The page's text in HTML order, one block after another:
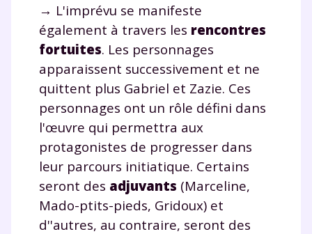
→ L'imprévu se manifeste
également à travers les rencontres
fortuites. Les personnages
apparaissent successivement et ne
quittent plus Gabriel et Zazie. Ces
personnages ont un rôle défini dans
l'œuvre qui permettra aux
protagonistes de progresser dans
leur parcours initiatique. Certains
seront des adjuvants (Marceline,
Mado-ptits-pieds, Gridoux) et
d''autres, au contraire, seront des